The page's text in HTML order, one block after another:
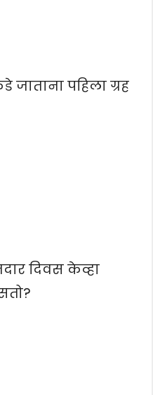
जाताना पहिला ग्रह
दिवस केव्हा